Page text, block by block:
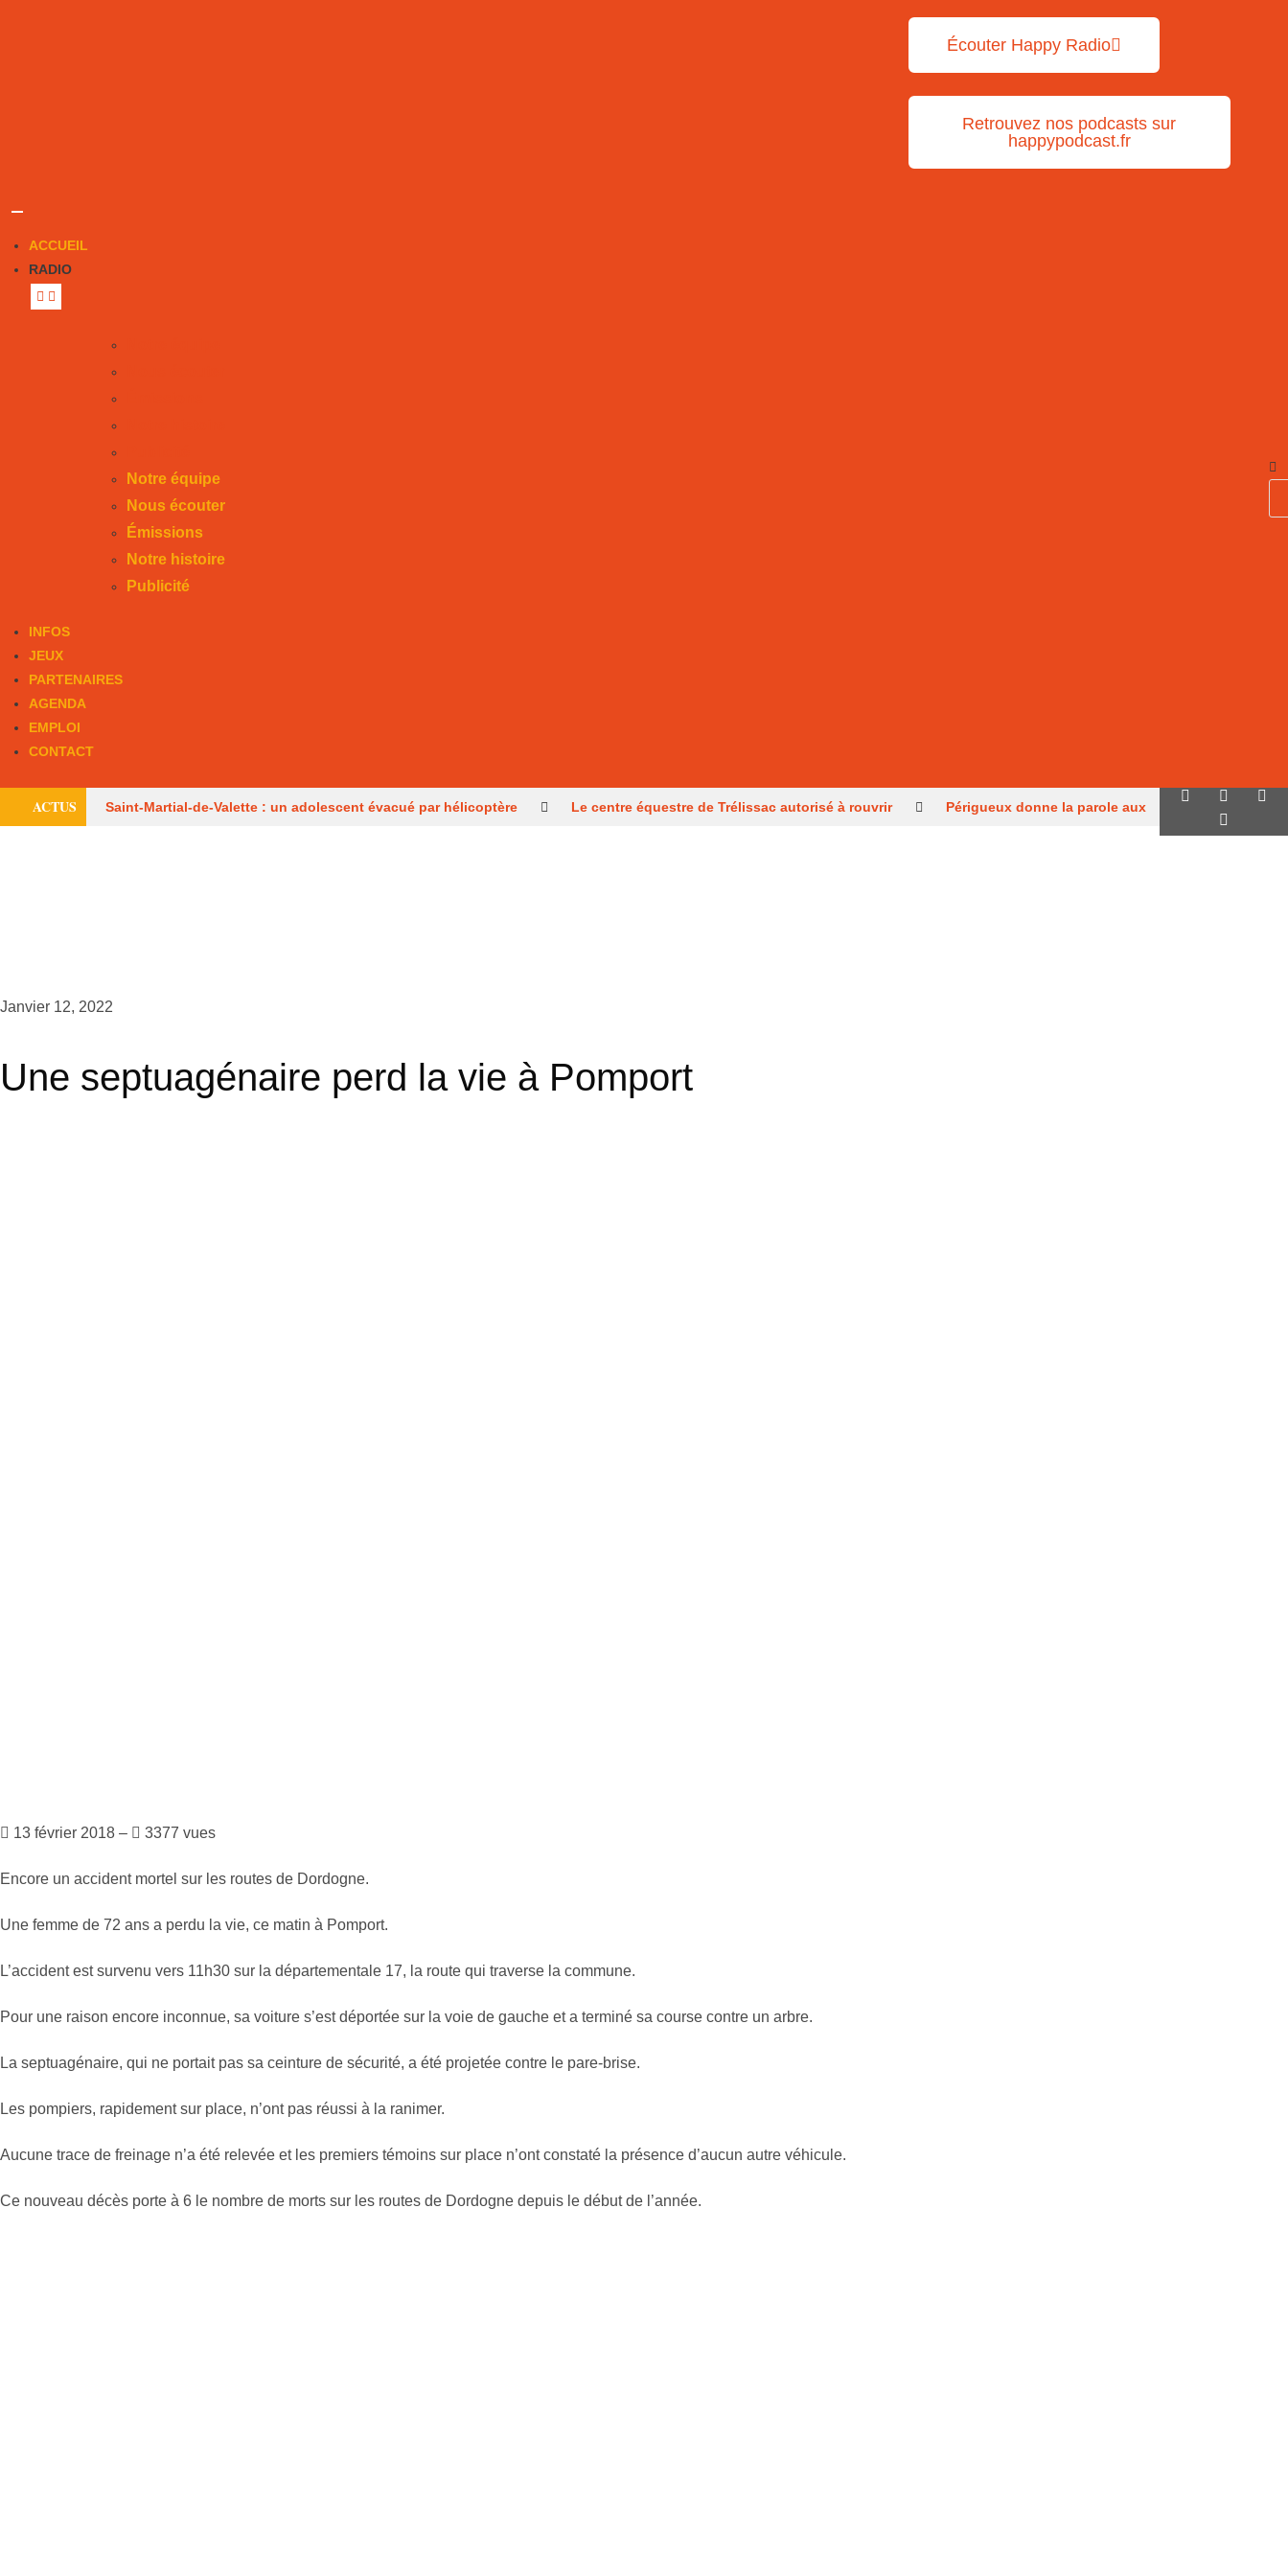
Écouter Happy Radio
Retrouvez nos podcasts sur
happypodcast.fr
ACCUEIL
RADIO
Notre équipe
Nous écouter
Émissions
Notre histoire
Publicité
INFOS
JEUX
PARTENAIRES
AGENDA
EMPLOI
CONTACT
ACTUS Saint-Martial-de-Valette : un adolescent évacué par hélicoptère Le centre équestre de Trélissac autorisé à rouvrir Périgueux donne la parole aux
Janvier 12, 2022
Une septuagénaire perd la vie à Pomport
13 février 2018 – 3377 vues
Encore un accident mortel sur les routes de Dordogne.
Une femme de 72 ans a perdu la vie, ce matin à Pomport.
L’accident est survenu vers 11h30 sur la départementale 17, la route qui traverse la commune.
Pour une raison encore inconnue, sa voiture s’est déportée sur la voie de gauche et a terminé sa course contre un arbre.
La septuagénaire, qui ne portait pas sa ceinture de sécurité, a été projetée contre le pare-brise.
Les pompiers, rapidement sur place, n’ont pas réussi à la ranimer.
Aucune trace de freinage n’a été relevée et les premiers témoins sur place n’ont constaté la présence d’aucun autre véhicule.
Ce nouveau décès porte à 6 le nombre de morts sur les routes de Dordogne depuis le début de l’année.